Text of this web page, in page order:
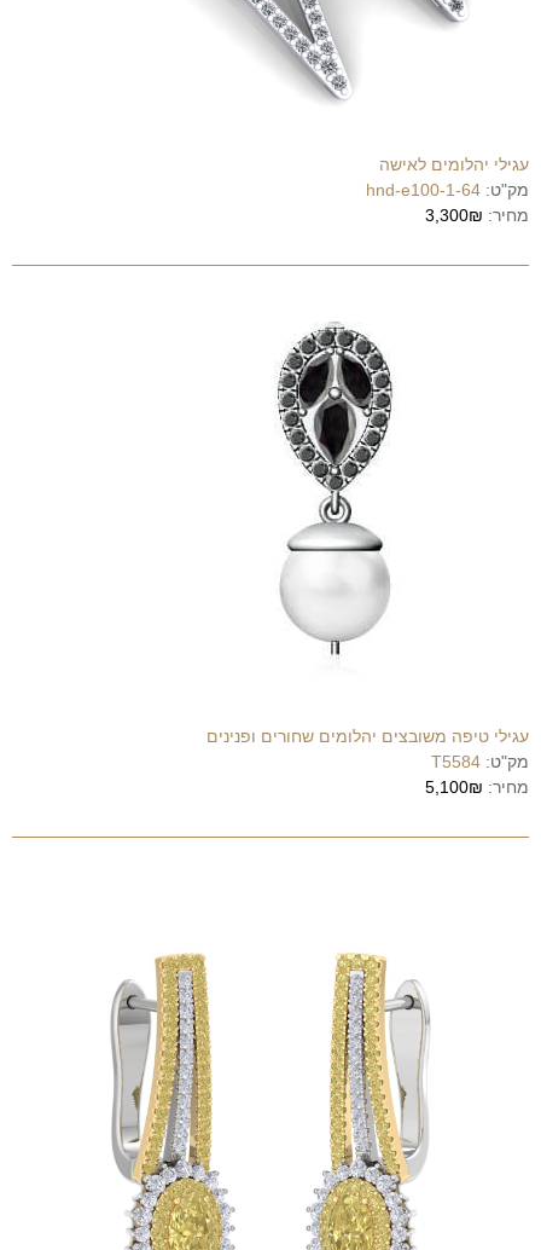
עגילי יהלומים לאישה
מק"ט: hnd-e100-1-64
מחיר: 3,300₪
עגילי טיפה משובצים יהלומים שחורים ופנינים
מק"ט: T5584
מחיר: 5,100₪